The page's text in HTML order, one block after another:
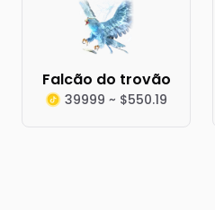
Falcão do trovão
39999 ~ $550.19